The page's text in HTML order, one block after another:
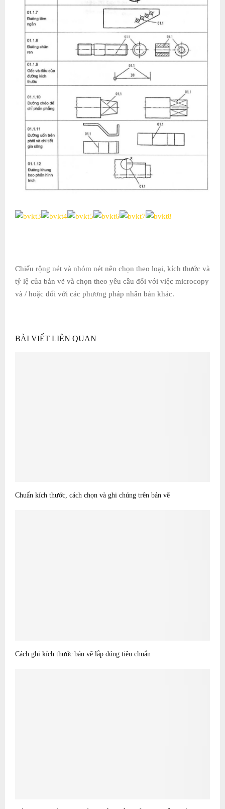
Chiểu rộng nét và nhóm nét nên chọn theo loại, kích thước và
tỷ lệ của bản vẽ và chọn theo yêu cầu đối với việc microcopy
và / hoặc đối với các phương pháp nhân bản khác.
BÀI VIẾT LIÊN QUAN
Chuẩn kích thước, cách chọn và ghi chúng trên bản vẽ
Cách ghi kích thước bản vẽ lắp đúng tiêu chuẩn